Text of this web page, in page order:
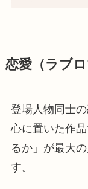
恋愛（ラブロ
登場人物同士
心に置いた作
るか」が最大
す。